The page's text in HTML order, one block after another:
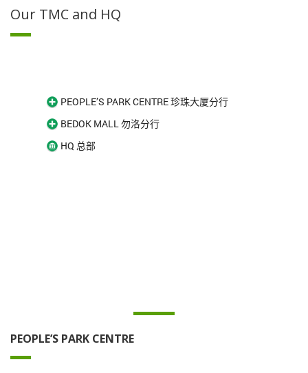
Our TMC and HQ
PEOPLE’S PARK CENTRE 珍珠大厦分行
BEDOK MALL 勿洛分行
HQ 总部
PEOPLE’S PARK CENTRE